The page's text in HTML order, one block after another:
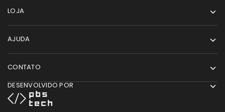
LOJA
AJUDA
CONTATO
DESENVOLVIDO POR